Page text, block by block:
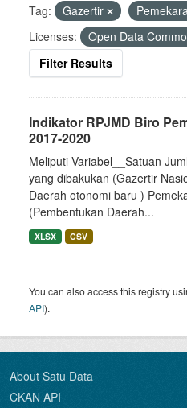
Tag: Gazertir
Licenses:
Open Data
Filter Results
Indikator RPJMD Biro
2017-2020
Meliputi Variabel__Satuan
yang dibakukan (Gazertir
Daerah otonomi baru )
(Pembentukan Daerah...
XLSX CSV
You can also access this registry
API).
About Satu Data
CKAN API